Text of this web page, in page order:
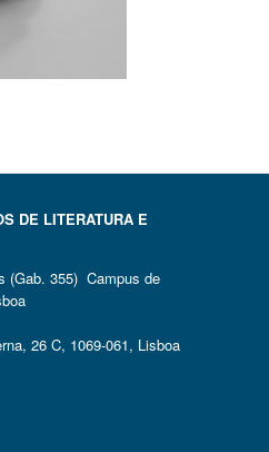
DE LITERATURA E
(Gab. 355) Campus de
26 C, 1069-061, Lisboa